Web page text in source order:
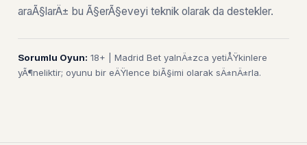
araÃ§larÄ± bu Ã§erÃ§eveyi teknik olarak da destekler.
Sorumlu Oyun: 18+ | Madrid Bet yalnÄ±zca yetiÅŸkinlere
yÃ¶neliktir; oyunu bir eÄŸlence biÃ§imi olarak sÄ±nÄ±rla.